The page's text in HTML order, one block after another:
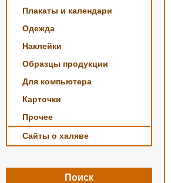
Плакаты и календари
Одежда
Наклейки
Образцы продукции
Для компьютера
Карточки
Прочее
Сайты о халяве
Поиск